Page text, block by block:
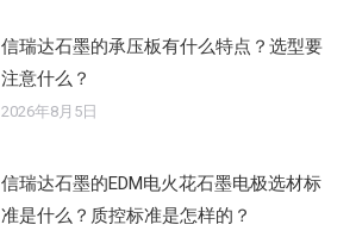
信瑞达石墨的承压板有什么特点？选型要
注意什么？
2026年8月5日
信瑞达石墨的EDM电火花石墨电极选材标
准是什么？质控标准是怎样的？